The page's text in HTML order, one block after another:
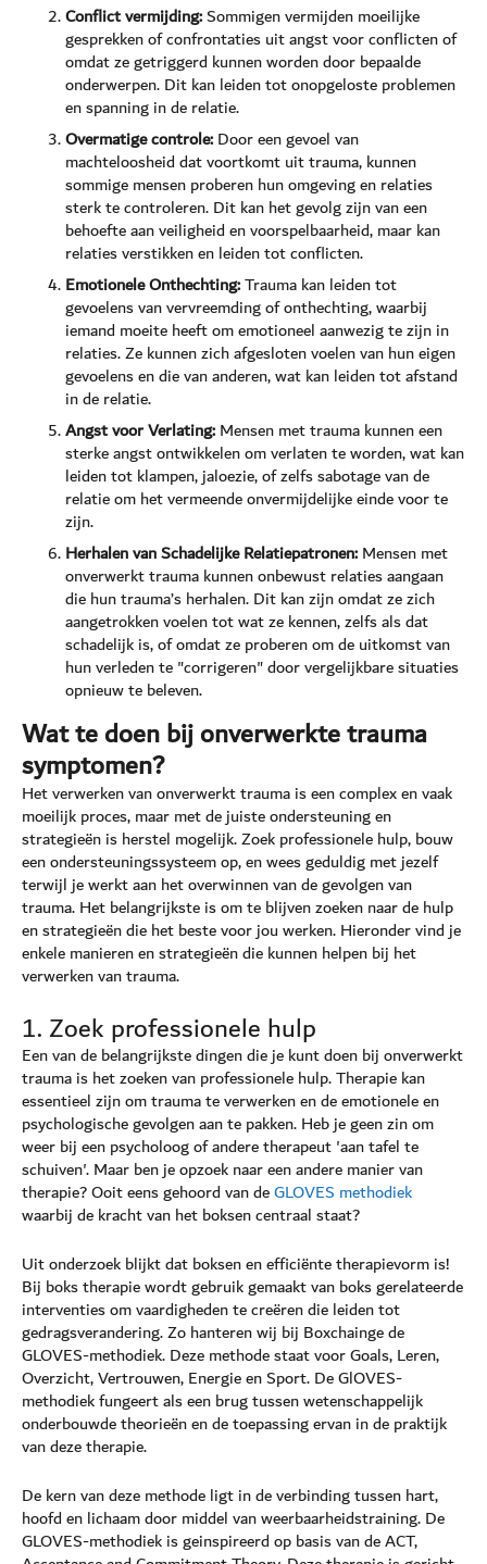
Conflict vermijding:Sommigen vermijden moeilijke
gesprekken of confrontaties uit angst voor conflicten of
omdat ze getriggerd kunnen worden door bepaalde
onderwerpen. Dit kan leiden tot onopgeloste problemen
en spanning in de relatie.
Overmatige controle:Door een gevoel van
machteloosheid dat voortkomt uit trauma, kunnen
sommige mensen proberen hun omgeving en relaties
sterk te controleren. Dit kan het gevolg zijn van een
behoefte aan veiligheid en voorspelbaarheid, maar kan
relaties verstikken en leiden tot conflicten.
Emotionele Onthechting:Trauma kan leiden tot
gevoelens van vervreemding of onthechting, waarbij
iemand moeite heeft om emotioneel aanwezig te zijn in
relaties. Ze kunnen zich afgesloten voelen van hun eigen
gevoelens en die van anderen, wat kan leiden tot afstand
in de relatie.
Angst voor Verlating:Mensen met trauma kunnen een
sterke angst ontwikkelen om verlaten te worden, wat kan
leiden tot klampen, jaloezie, of zelfs sabotage van de
relatie om het vermeende onvermijdelijke einde voor te
zijn.
Herhalen van Schadelijke Relatiepatronen:Mensen met
onverwerkt trauma kunnen onbewust relaties aangaan
die hun trauma’s herhalen. Dit kan zijn omdat ze zich
aangetrokken voelen tot wat ze kennen, zelfs als dat
schadelijk is, of omdat ze proberen om de uitkomst van
hun verleden te "corrigeren" door vergelijkbare situaties
opnieuw te beleven.
Wat te doen bij onverwerkte trauma
symptomen?
Het verwerken van onverwerkt trauma is een complex en vaak
moeilijk proces, maar met de juiste ondersteuning en
strategieën is herstel mogelijk. Zoek professionele hulp, bouw
een ondersteuningssysteem op, en wees geduldig met jezelf
terwijl je werkt aan het overwinnen van de gevolgen van
trauma. Het belangrijkste is om te blijven zoeken naar de hulp
en strategieën die het beste voor jou werken. Hieronder vind je
enkele manieren en strategieën die kunnen helpen bij het
verwerken van trauma.
1. Zoek professionele hulp
Een van de belangrijkste dingen die je kunt doen bij onverwerkt
trauma is het zoeken van professionele hulp. Therapie kan
essentieel zijn om trauma te verwerken en de emotionele en
psychologische gevolgen aan te pakken. Heb je geen zin om
weer bij een psycholoog of andere therapeut 'aan tafel te
schuiven'. Maar ben je opzoek naar een andere manier van
therapie? Ooit eens gehoord van deGLOVES methodiek
waarbij de kracht van het boksen centraal staat?
Uit onderzoek blijkt dat boksen en efficiënte therapievorm is!
Bij boks therapie wordt gebruik gemaakt van boks gerelateerde
interventies om vaardigheden te creëren die leiden tot
gedragsverandering. Zo hanteren wij bij Boxchainge de
GLOVES-methodiek. Deze methode staat voor Goals, Leren,
Overzicht, Vertrouwen, Energie en Sport. De GlOVES-
methodiek fungeert als een brug tussen wetenschappelijk
onderbouwde theorieën en de toepassing ervan in de praktijk
van deze therapie.
De kern van deze methode ligt in de verbinding tussen hart,
hoofd en lichaam door middel van weerbaarheidstraining. De
GLOVES-methodiek is geinspireerd op basis van de ACT,